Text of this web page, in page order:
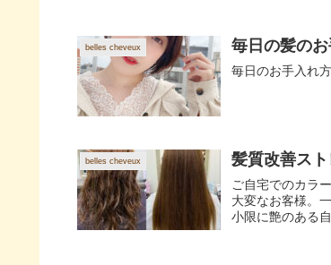
belles cheveux 毎日の髪の
毎日のお手入れ
belles cheveux 髪質改善ス
ご自宅でのカラ
大変なお客様。
小限に艶のある